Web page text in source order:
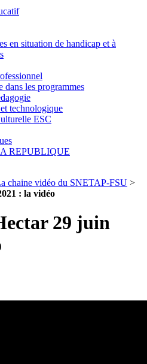
en situation de handicap et à
dans les programmes
technologique
ESC
REPUBLIQUE
chaine vidéo du SNETAP-FSU >
: la vidéo
29 juin